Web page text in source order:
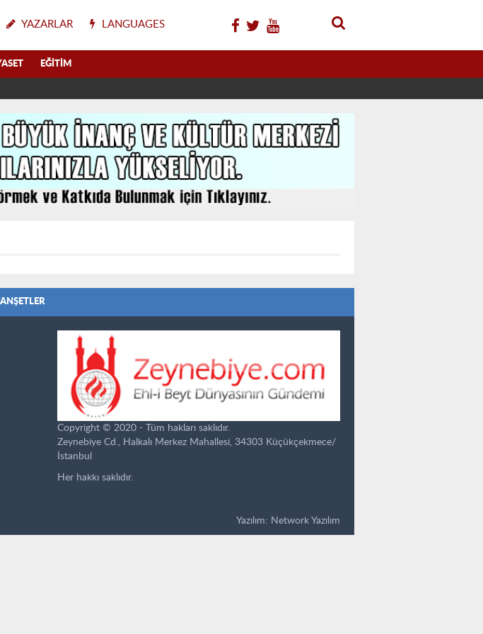
YAZARLAR LANGUAGES
EĞITIM
Copyright © 2020 - Tüm hakları saklıdır.
Zeynebiye Cd., Halkalı Merkez Mahallesi, 34303 Küçükçekmece/
İstanbul
Her hakkı saklıdır.
Yazılım: Network Yazılım